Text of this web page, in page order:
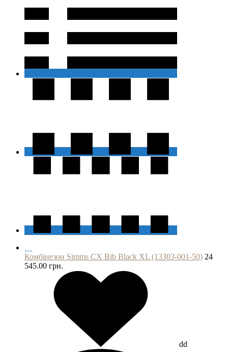
Комбінезон Simms CX Bib Black XL (13303-001-50) 24
545.00 грн.
dd